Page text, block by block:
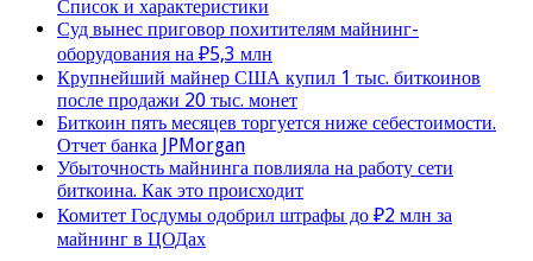
Список и характеристики
Суд вынес приговор похитителям майнинг-
оборудования на ₽5,3 млн
Крупнейший майнер США купил 1 тыс. биткоинов
после продажи 20 тыс. монет
Биткоин пять месяцев торгуется ниже себестоимости.
Отчет банка JPMorgan
Убыточность майнинга повлияла на работу сети
биткоина. Как это происходит
Комитет Госдумы одобрил штрафы до ₽2 млн за
майнинг в ЦОДах